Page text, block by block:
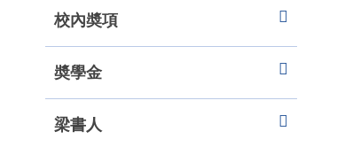
校內奬項
奬學金
梁書人